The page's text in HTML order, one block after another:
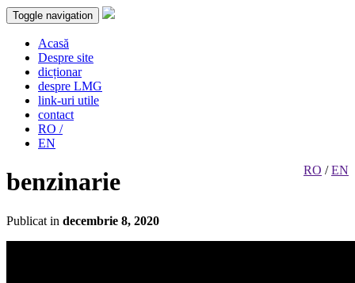
Toggle navigation
Acasă
Despre site
dicționar
despre LMG
link-uri utile
contact
RO /
EN
RO /EN
benzinarie
Publicat in decembrie 8, 2020